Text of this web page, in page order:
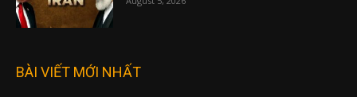
BÀI VIẾT MỚI NHẤT